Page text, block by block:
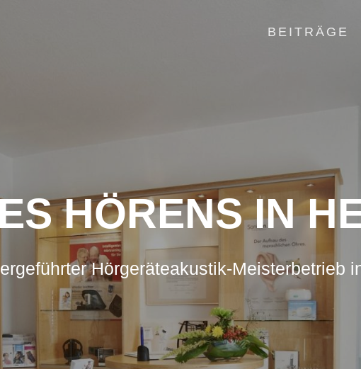
BEITRÄGE
HÖRENS IN
Hörgeräteakustik-Meisterbetrieb